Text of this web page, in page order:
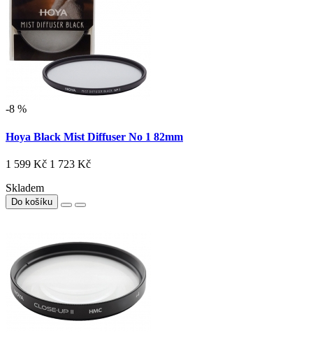
-8 %
Hoya Black Mist Diffuser No 1 82mm
1 599 Kč 1 723 Kč
Skladem
Do košíku